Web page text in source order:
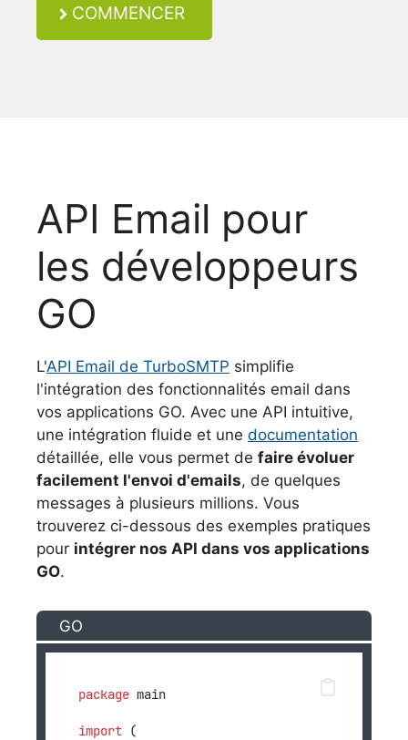
COMMENCER
API Email pour
les développeurs
GO
L'API Email de TurboSMTP simplifie
l'intégration des fonctionnalités email dans
vos applications GO. Avec une API intuitive,
une intégration fluide et une documentation
détaillée, elle vous permet de faire évoluer
facilement l'envoi d'emails, de quelques
messages à plusieurs millions. Vous
trouverez ci-dessous des exemples pratiques
pour intégrer nos API dans vos applications
GO.
GO
package main
import (